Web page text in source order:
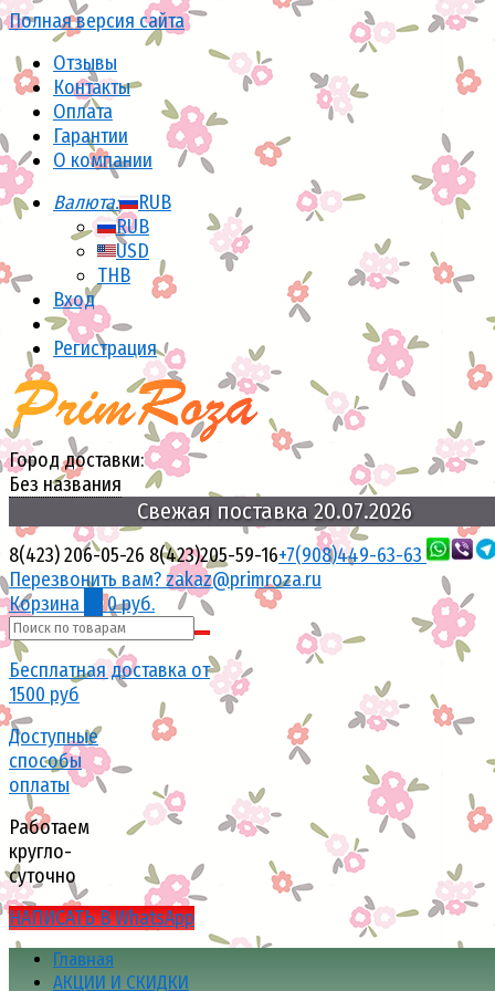
Полная версия сайта
Отзывы
Контакты
Оплата
Гарантии
О компании
Валюта:
RUB
RUB
USD
THB
Вход
Регистрация
Город доставки:
Без названия
Свежая поставка 20.07.2026
8(423) 206-05-26 8(423)205-59-16+7(908)449-63-63
Перезвонить вам?zakaz@primroza.ru
Корзина
0 руб.
Бесплатная доставка от
1500 руб
Доступные
способы
оплаты
Работаем
кругло-
суточно
НАПИСАТЬ В WhatsApp
Главная
АКЦИИ И СКИДКИ